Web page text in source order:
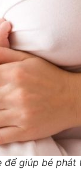
để giúp bé phát